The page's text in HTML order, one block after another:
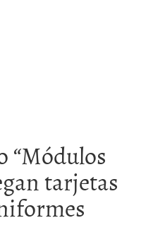
“Módulos
tarjetas